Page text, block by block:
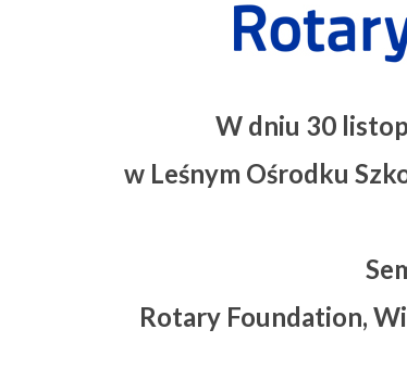
W dniu 30
w Leśnym Ośrodku
Rotary Foundation,